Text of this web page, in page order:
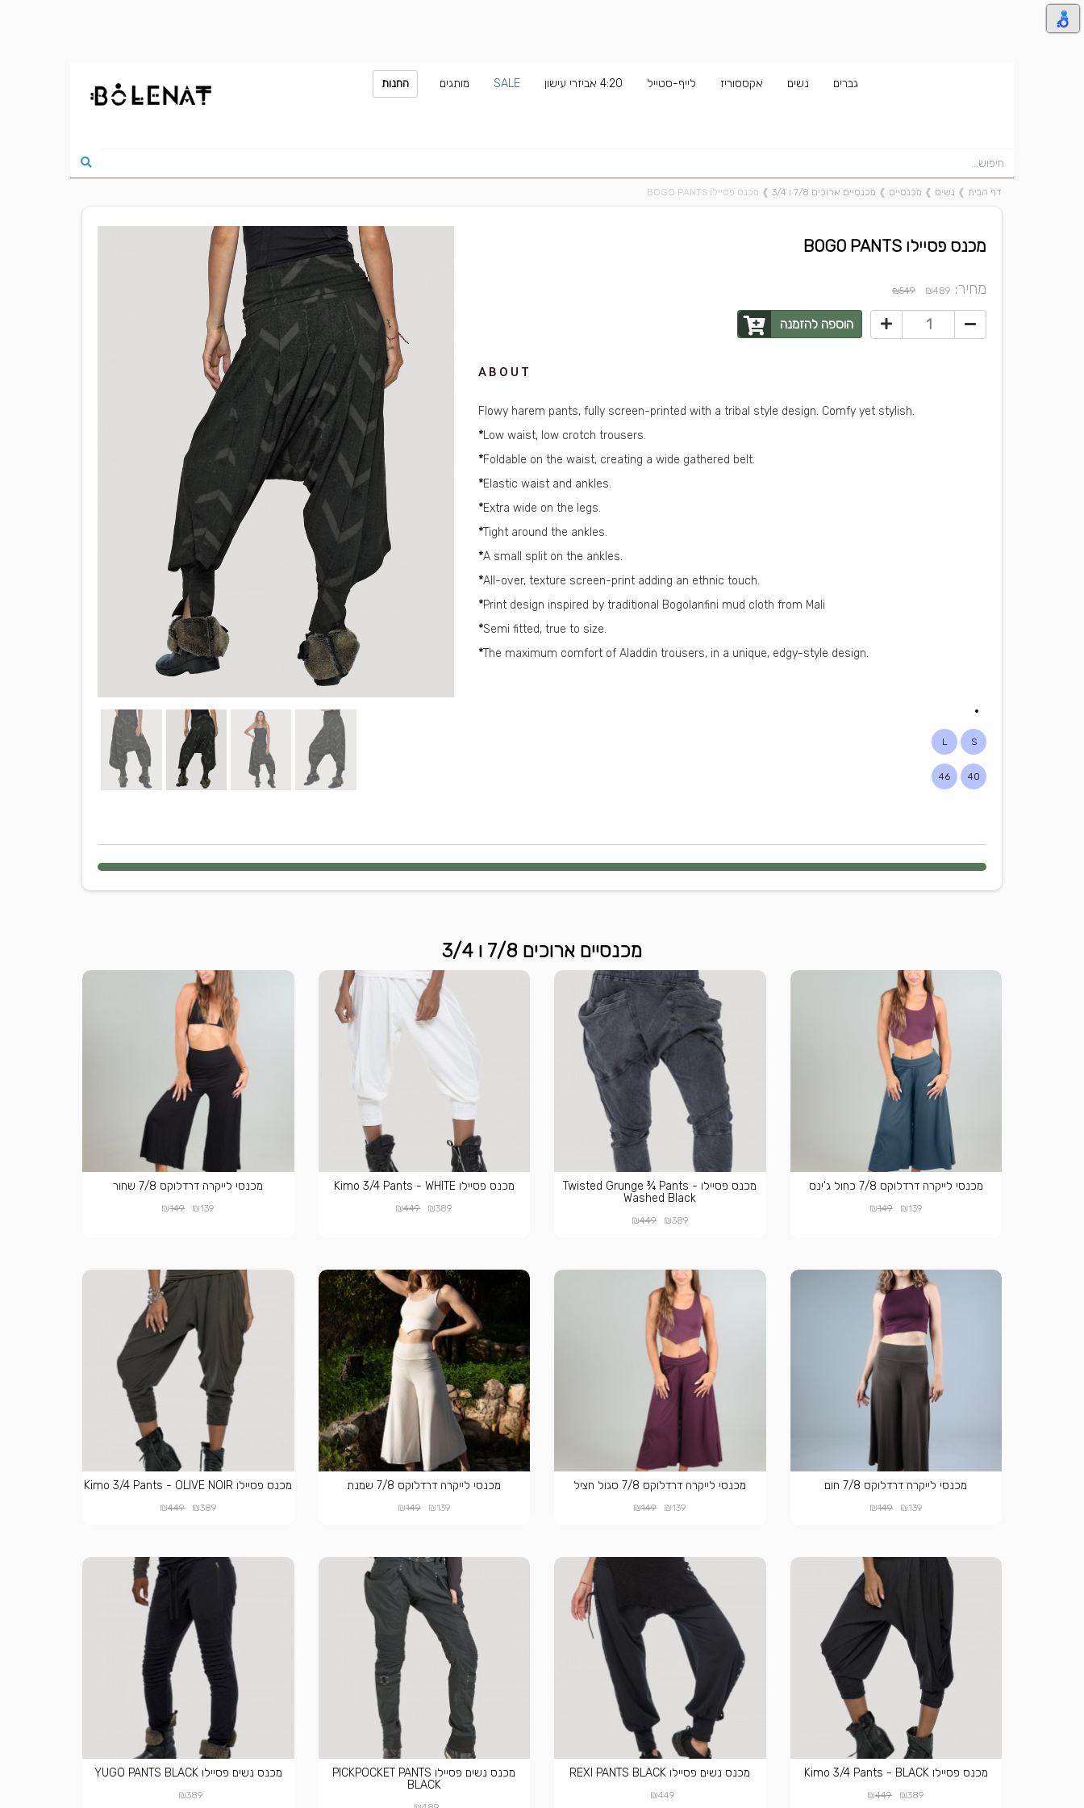
גברים נשים אקססוריז לייף-סטייל 4:20 אביזרי עישון SALE מותגים החנות
דף הבית ❱ נשים ❱ מכנסיים ❱ מכנסיים ארוכים 7/8 ו 3/4 ❱ מכנס פסיילו BOGO PANTS
מכנס פסיילו BOGO PANTS
מחיר: ₪489
₪549
הוספה להזמנה
ABOUT
Flowy harem pants, fully screen-printed with a tribal style design. Comfy yet stylish.
*Low waist, low crotch trousers.
*Foldable on the waist, creating a wide gathered belt.
*Elastic waist and ankles.
*Extra wide on the legs.
*Tight around the ankles.
*A small split on the ankles.
*All-over, texture screen-print adding an ethnic touch.
*Print design inspired by traditional Bogolanfini mud cloth from Mali
*Semi fitted, true to size.
*The maximum comfort of Aladdin trousers, in a unique, edgy-style design.
S
L
40
46
מכנסיים ארוכים 7/8 ו 3/4
מכנסי לייקרה דרדלוקס 7/8 כחול ג'ינס
₪139
₪149
מכנס פסיילו Twisted Grunge ¾ Pants -
Washed Black
₪389
₪449
מכנס פסיילו Kimo 3/4 Pants - WHITE
₪389
₪449
מכנסי לייקרה דרדלוקס 7/8 שחור
₪139
₪149
מכנסי לייקרה דרדלוקס 7/8 חום
₪139
₪149
מכנסי לייקרה דרדלוקס 7/8 סגול חציל
₪139
₪149
מכנסי לייקרה דרדלוקס 7/8 שמנת
₪139
₪149
מכנס פסיילו Kimo 3/4 Pants - OLIVE NOIR
₪389
₪449
מכנס פסיילו Kimo 3/4 Pants - BLACK
₪389
₪449
מכנס נשים פסיילו REXI PANTS BLACK
₪449
מכנס נשים פסיילו PICKPOCKET PANTS
BLACK
מכנס נשים פסיילו YUGO PANTS BLACK
₪389